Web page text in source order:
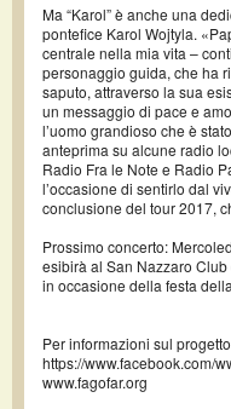
Ma “Karol” è anche una
pontefice Karol Wojtyla.
centrale nella mia vita –
personaggio guida, che ha
saputo, attraverso la sua
un messaggio di pace e
l’uomo grandioso che è
anteprima su alcune radio
Radio Fra le Note e Radio
l’occasione di sentirlo dal
conclusione del tour 2017,
Prossimo concerto:
esibirà al San Nazzaro
in occasione della festa
Per informazioni sul
https://www.facebook.com/
www.fagofar.org